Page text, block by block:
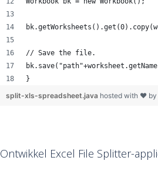
// Save the file.
}
split-xls-spreadsheet.java hosted with ❤ by
Ontwikkel Excel File Splitter-